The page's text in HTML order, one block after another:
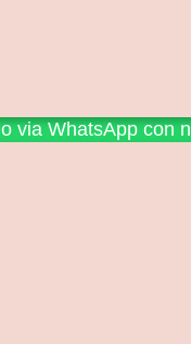
via WhatsApp con